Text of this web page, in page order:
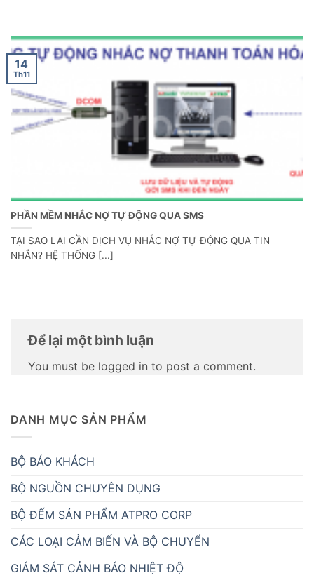
PHẦN MỀM NHẮC NỢ TỰ ĐỘNG QUA SMS
TẠI SAO LẠI CẦN DỊCH VỤ NHẮC NỢ TỰ ĐỘNG QUA TIN
NHẮN? HỆ THỐNG [...]
14
Th11
Để lại một bình luận
You must be logged in to post a comment.
DANH MỤC SẢN PHẨM
BỘ BÁO KHÁCH
BỘ NGUỒN CHUYÊN DỤNG
BỘ ĐẾM SẢN PHẨM ATPRO CORP
CÁC LOẠI CẢM BIẾN VÀ BỘ CHUYỂN
GIÁM SÁT CẢNH BÁO NHIỆT ĐỘ